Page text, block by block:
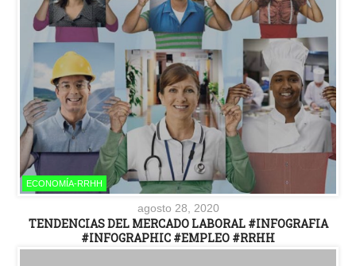
ECONOMÍA-RRHH
agosto 28, 2020
TENDENCIAS DEL MERCADO LABORAL #INFOGRAFIA
#INFOGRAPHIC #EMPLEO #RRHH